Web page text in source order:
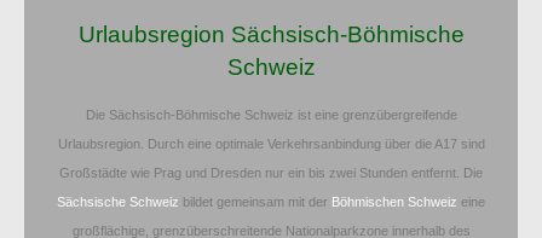
Urlaubsregion Sächsisch-Böhmische
Schweiz
Die Sächsisch-Böhmische Schweiz ist eine grenzübergreifende
Urlaubsregion. Durch eine optimale Verkehrsanbindung über die A17 sind
Großstädte wie Prag und Dresden nur ein bis zwei Stunden entfernt. Die
Sächsische Schweiz bildet gemeinsam mit der Böhmischen Schweiz eine
großflächige, grenzüberschreitende Nationalparkzone innerhalb des